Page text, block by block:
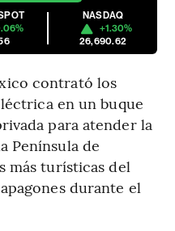
NASDAQ
+1.30%
26,690.62
contrató los
en un buque
para atender la
Península de
más turísticas del
durante el